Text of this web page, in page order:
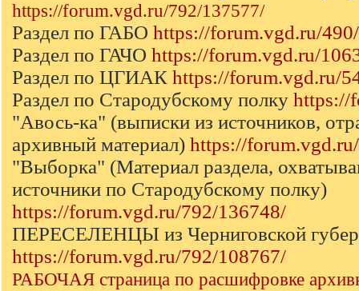
https://forum.vgd.ru/792/137577/
Раздел по ГАБО https://forum.vgd.ru/490/
Раздел по ГАЧО https://forum.vgd.ru/
Раздел по ЦГИАК https://forum.vgd.ru/
Раздел по Стародубскому полку https://
"Авось-ка" (выписки из источников,
архивный материал) https://
"Выборка" (Материал раздела,
источники по Стародубскому полку)
https://forum.vgd.ru/792/136748/
ПЕРЕСЕЛЕНЦЫ из Черниговской
https://forum.vgd.ru/792/108767/
РАБОЧАЯ страница по расшифровке